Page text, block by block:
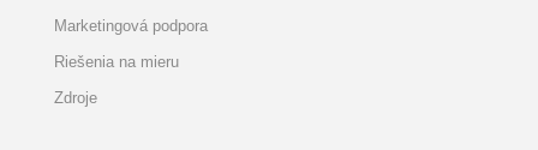
Marketingová podpora
Riešenia na mieru
Zdroje